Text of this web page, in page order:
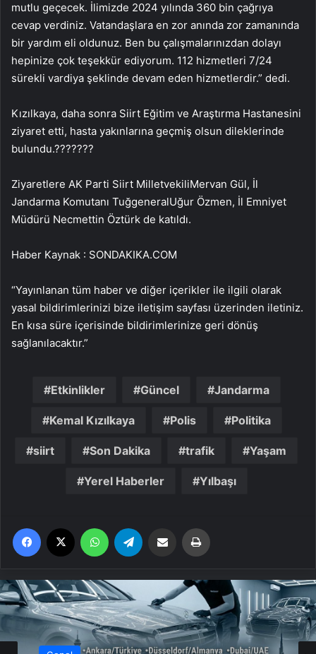
mutlu geçecek. İlimizde 2024 yılında 360 bin çağrıya
cevap verdiniz. Vatandaşlara en zor anında zor zamanında
bir yardım eli oldunuz. Ben bu çalışmalarınızdan dolayı
hepinize çok teşekkür ediyorum. 112 hizmetleri 7/24
sürekli vardiya şeklinde devam eden hizmetlerdir.” dedi.
Kızılkaya, daha sonra Siirt Eğitim ve Araştırma Hastanesini
ziyaret etti, hasta yakınlarına geçmiş olsun dileklerinde
bulundu.???????
Ziyaretlere AK Parti Siirt MilletvekiliMervan Gül, İl
Jandarma Komutanı TuğgeneralUğur Özmen, İl Emniyet
Müdürü Necmettin Öztürk de katıldı.
Haber Kaynak : SONDAKIKA.COM
“Yayınlanan tüm haber ve diğer içerikler ile ilgili olarak
yasal bildirimlerinizi bize iletişim sayfası üzerinden iletiniz.
En kısa süre içerisinde bildirimlerinize geri dönüş
sağlanılacaktır.”
Etkinlikler Güncel Jandarma
Kemal Kızılkaya Polis Politika
siirt Son Dakika trafik Yaşam
Yerel Haberler Yılbaşı
Facebook WhatsApp Email'den paylaş